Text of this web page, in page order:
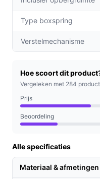
De Boxspring met
slaapkamer. -
en behoefte hebben
Iedereen die waarde
zonder in te boeten op
Wat maakt de Boxspring
bijzonder ten opzichte
Type boxspring
Verstelmechanisme
Hoe scoort dit
Vergeleken met 284
Prijs
Beoordeling
Alle specificaties
Materiaal & afmetingen